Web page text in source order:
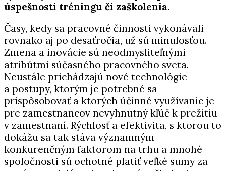
úspešnosti tréningu či zaškolenia.
Časy, kedy sa pracovné činnosti vykonávali
rovnako aj po desaťročia, už sú minulosťou.
Zmena a inovácie sú neodmysliteľnými
atribútmi súčasného pracovného sveta.
Neustále prichádzajú nové technológie
a postupy, ktorým je potrebné sa
prispôsobovať a ktorých účinné využívanie je
pre zamestnancov nevyhnutný kľúč k prežitiu
v zamestnaní. Rýchlosť a efektivita, s ktorou to
dokážu sa tak stáva významným
konkurenčným faktorom na trhu a mnohé
spoločnosti sú ochotné platiť veľké sumy za